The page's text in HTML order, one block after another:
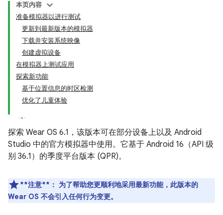
本页内容
准备模拟器以进行测试
更新到最新版本的模拟器
下载并安装系统映像
创建虚拟设备
在模拟器上测试应用
探索新功能
基于位置信息的时区检测
优化了儿童体验
探索 Wear OS 6.1，该版本可在部分设备上以及 Android
Studio 中的官方模拟器中使用。它基于 Android 16（API 级
别 36.1）的季度平台版本 (QPR)。
**注意**： 为了帮助您更顺利地采用最新功能，此版本的
Wear OS 不会引入任何行为变更。